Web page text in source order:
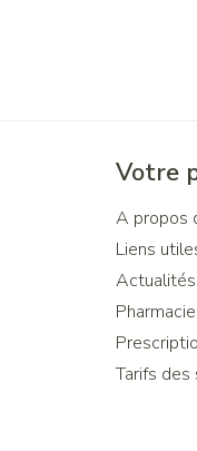
Votre
A propos
Liens
Tarifs des